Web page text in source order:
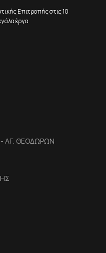
Επιτροπής στις 10
έργα
ΑΓ. ΘΕΟΔΩΡΩΝ